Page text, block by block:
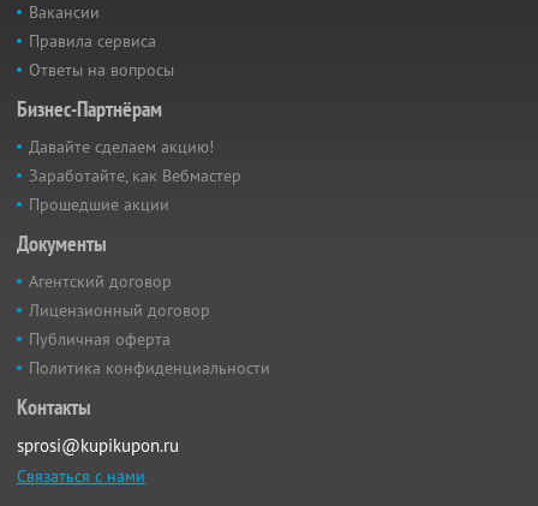
Вакансии
Правила сервиса
Ответы на вопросы
Бизнес-Партнёрам
Давайте сделаем акцию!
Заработайте, как Вебмастер
Прошедшие акции
Документы
Агентский договор
Лицензионный договор
Публичная оферта
Политика конфиденциальности
Контакты
sprosi@kupikupon.ru
Связаться с нами